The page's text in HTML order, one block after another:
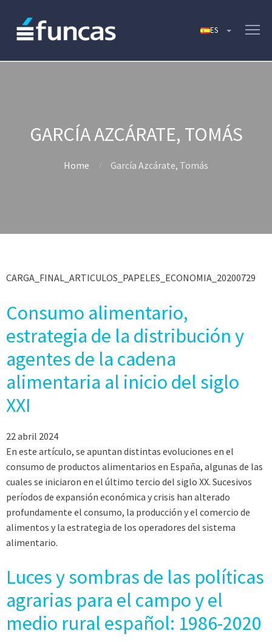
GARCÍA AZCÁRATE, TOMÁS
Home García Azcárate, Tomás
CARGA_FINAL_ARTICULOS_PAPELES_ECONOMIA_20200729
Consumo alimentario,
estrategia de la distribución y
agentes de la cadena
alimentaria al inicio del siglo
XXI
22 abril 2024
En este artículo, se apuntan distintas evoluciones en el
consumo de productos alimentarios en España, algunas de las
cuales se iniciaron en el último tercio del siglo XX. Sucesivos
períodos de expansión económica y crisis han alterado
profundamente el consumo, la producción y el comercio de
alimentos y la estrategia de los operadores del sistema
alimentario.
Luces y sombras de las políticas
agrarias para el campo y el
medio rural español: 1986-2020